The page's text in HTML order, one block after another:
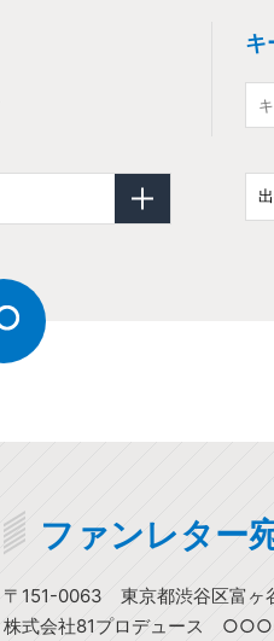
キ
ファンレター
〒151-0063
東京都渋谷区富
株式会社81プロデュース